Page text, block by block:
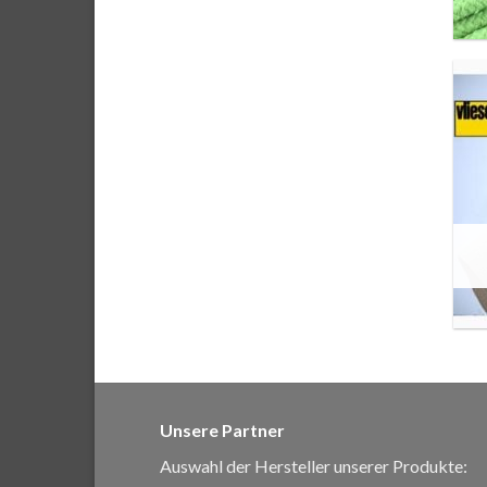
Unsere Partner
Auswahl der Hersteller unserer Produkte: